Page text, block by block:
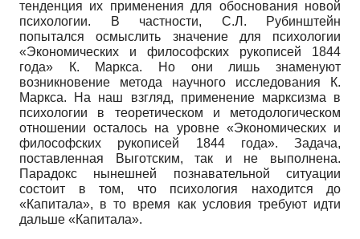
тенденция их применения для обоснования новой
психологии. В частности, С.Л. Рубин­штейн
попытался осмыслить значение для психологии
«Экономических и философских рукописей 1844
года» К. Маркса. Но они лишь знаменуют
возникновение метода научного исследования К.
Маркса. На наш взгляд, применение марксизма в
психологии в теоретическом и методологическом
отношении осталось на уровне «Экономических и
философских рукописей 1844 года». Задача,
поставленная Выгот­ским, так и не выполнена.
Парадокс нынешней познавательной ситуации
состоит в том, что психология находится до
«Капитала», в то время как условия требуют идти
дальше «Капитала».